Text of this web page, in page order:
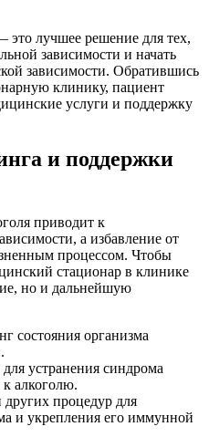
это лучшее решение для тех,
зависимости и начать
зависимости. Обратившись
клинику, пациент
услуги и поддержку
и поддержки
приводит к
а избавление от
процессом. Чтобы
стационар в клинике
но и дальнейшую
состояния организма
устранения синдрома
алкоголю.
процедур для
и укрепления его иммунной